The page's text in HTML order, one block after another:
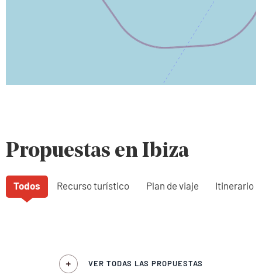
Propuestas en Ibiza
Todos Recurso turístico Plan de viaje Itinerario
VER TODAS LAS PROPUESTAS